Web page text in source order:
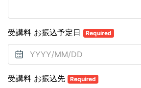
受講料 お振込予定日 Required
受講料 お振込先 Required